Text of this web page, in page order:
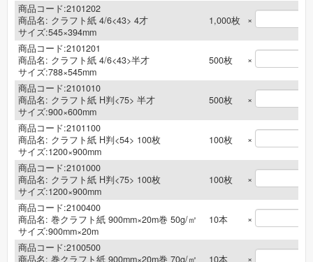
商品コード:2101202
商品名: クラフト紙 4/6<43> 4才
サイズ:545×394mm
1,000枚 ×
商品コード:2101201
商品名: クラフト紙 4/6<43>半才
サイズ:788×545mm
500枚 ×
商品コード:2101010
商品名: クラフト紙 H判<75> 半才
サイズ:900×600mm
500枚 ×
商品コード:2101100
商品名: クラフト紙 H判<54> 100枚
サイズ:1200×900mm
100枚 ×
商品コード:2101000
商品名: クラフト紙 H判<75> 100枚
サイズ:1200×900mm
100枚 ×
商品コード:2100400
商品名: 巻クラフト紙 900mm×20m巻 50g/㎡
サイズ:900mm×20m
10本 ×
商品コード:2100500
商品名: 巻クラフト紙 900mm×20m巻 70g/㎡
10本 ×